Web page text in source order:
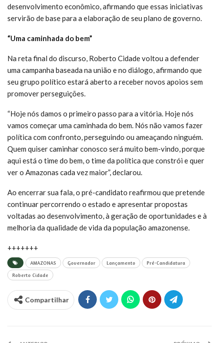
desenvolvimento econômico, afirmando que essas iniciativas
servirão de base para a elaboração de seu plano de governo.
“Uma caminhada do bem”
Na reta final do discurso, Roberto Cidade voltou a defender
uma campanha baseada na união e no diálogo, afirmando que
seu grupo político estará aberto a receber novos apoios sem
promover perseguições.
“Hoje nós damos o primeiro passo para a vitória. Hoje nós
vamos começar uma caminhada do bem. Nós não vamos fazer
política com confronto, perseguindo ou ameaçando ninguém.
Quem quiser caminhar conosco será muito bem-vindo, porque
aqui está o time do bem, o time da política que constrói e quer
ver o Amazonas cada vez maior”, declarou.
Ao encerrar sua fala, o pré-candidato reafirmou que pretende
continuar percorrendo o estado e apresentar propostas
voltadas ao desenvolvimento, à geração de oportunidades e à
melhoria da qualidade de vida da população amazonense.
+++++++
AMAZONAS Governador Lançamento Pré-Candidatura
Roberto Cidade
Compartilhar